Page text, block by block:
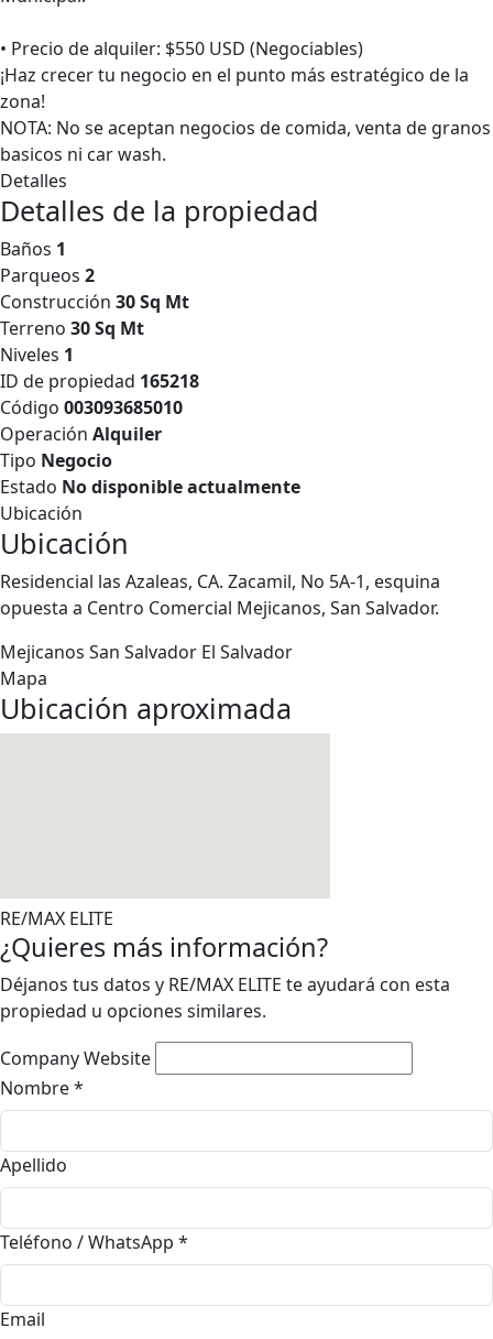
• Precio de alquiler: $550 USD (Negociables)
¡Haz crecer tu negocio en el punto más estratégico de la
zona!
NOTA: No se aceptan negocios de comida, venta de granos
basicos ni car wash.
Detalles
Detalles de la propiedad
Baños 1
Parqueos 2
Construcción 30 Sq Mt
Terreno 30 Sq Mt
Niveles 1
ID de propiedad 165218
Código 003093685010
Operación Alquiler
Tipo Negocio
Estado No disponible actualmente
Ubicación
Ubicación
Residencial las Azaleas, CA. Zacamil, No 5A-1, esquina
opuesta a Centro Comercial Mejicanos, San Salvador.
Mejicanos San Salvador El Salvador
Mapa
Ubicación aproximada
RE/MAX ELITE
¿Quieres más información?
Déjanos tus datos y RE/MAX ELITE te ayudará con esta
propiedad u opciones similares.
Company Website
Nombre*
Apellido
Teléfono / WhatsApp *
Email